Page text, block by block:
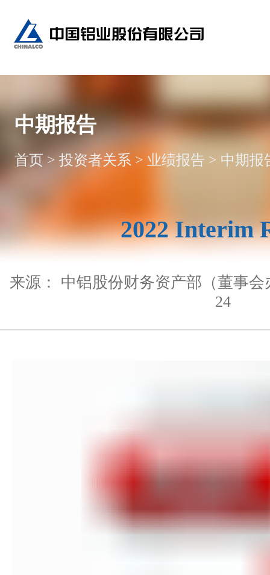
中期报告
首页 > 投资者关系 > 业绩报告 > 中期报
2022 Interim
来源： 中铝股份财务资产部（董事会
24